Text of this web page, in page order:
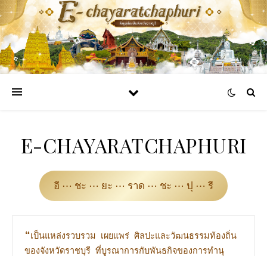
E-CHAYARATCHAPHURI
อี ⋯ ชะ ⋯ ยะ ⋯ ราด ⋯ ชะ ⋯ ปุ ⋯ รี
❝เป็นแหล่งรวบรวม เผยแพร่ ศิลปะและวัฒนธรรมท้องถิ่น
ของจังหวัดราชบุรี ที่บูรณาการกับพันธกิจของการทำนุ